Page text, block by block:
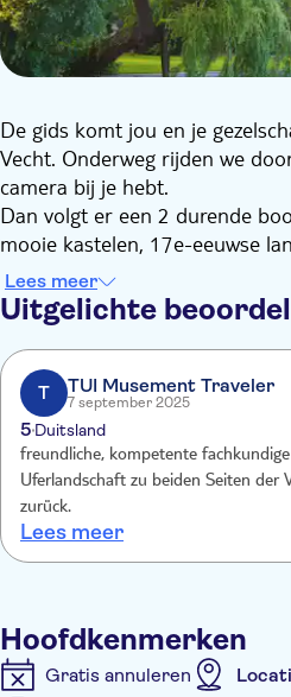
De gids komt jou en je
Vecht. Onderweg rijden we
camera bij je hebt.
Dan volgt er een 2 durende
mooie kastelen, 17e-eeuwse
kun je tijdens de tour stops
rondleiding door Slot Zuylen.
Rond het middaguur ga je
met een terras aan de rivier.
Lees meer
Uitgelichte
T TUI Musement Traveler
7 september 2025
5 Duitsland
freundliche, kompetente
Uferlandschaft zu beiden Seiten der
zurück.
Lees meer
Hoofdkenmerken
Gratis annuleren